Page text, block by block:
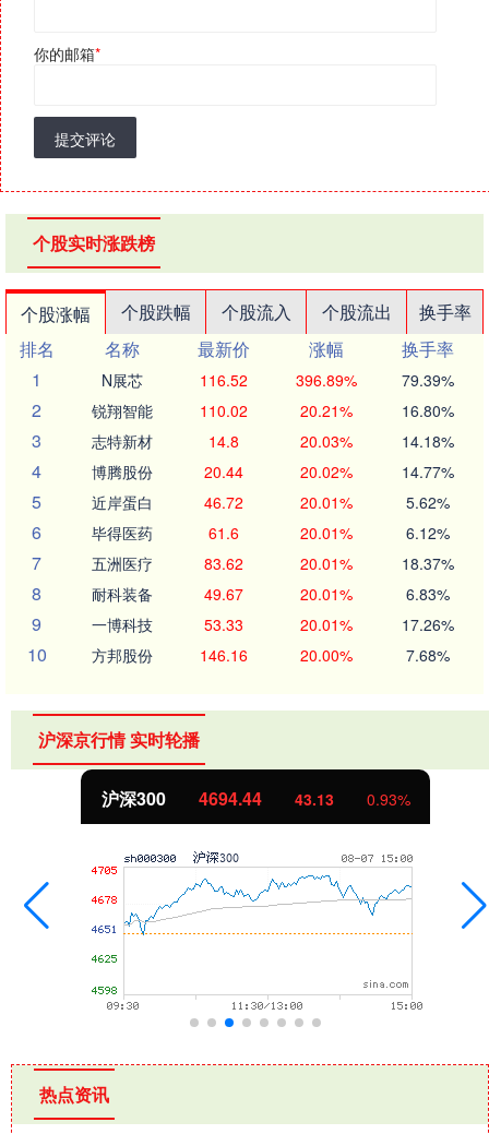
你的邮箱*
提交评论
个股实时涨跌榜
个股涨幅 个股跌幅 个股流入 个股流出
换手率
排名
名称 最新价 涨幅
换手率
1
N展芯 116.52 396.89% 79.39%
2 锐翔智能 110.02 20.21% 16.80%
3 志特新材 14.8 20.03% 14.18%
4 博腾股份 20.44 20.02% 14.77%
5 近岸蛋白 46.72 20.01% 5.62%
6 毕得医药 61.6 20.01% 6.12%
7 五洲医疗 83.62 20.01% 18.37%
8 耐科装备 49.67 20.01% 6.83%
9 一博科技 53.33 20.01% 17.26%
10 方邦股份 146.16 20.00% 7.68%
沪深京行情 实时轮播
沪深300 4694.44 43.13 0.93%
热点资讯